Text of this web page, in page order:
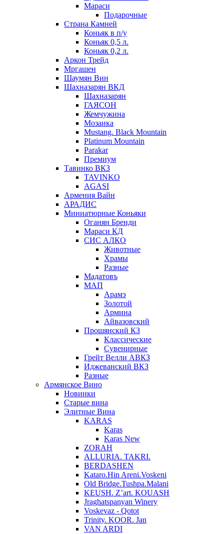
Мараси
Подарочные
Страна Камней
Коньяк в п/у
Коньяк 0,5 л.
Коньяк 0,2 л.
Аркон Трейд
Мргашен
Шаумян Вин
Шахназарян ВКД
Шахназарян
ГАЯСОН
Жемчужина
Мозаика
Mustang. Black Mountain
Platinum Mountain
Parakar
Премиум
Тавинко ВКЗ
TAVINKO
AGASI
Армения Вайн
АРАДИС
Миниатюрные Коньяки
Оганян Бренди
Мараси КД
СИС АЛКО
Животные
Храмы
Разные
Мадатовъ
МАП
Арамэ
Золотой
Армина
Айвазовский
Прошянский КЗ
Классические
Сувенирные
Грейт Велли АВКЗ
Иджеванский ВКЗ
Разные
Армянское Вино
Новинки
Старые вина
Элитные Вина
KARAS
Karas
Karas New
ZORAH
ALLURIA. TAKRI.
BERDASHEN
Kataro.Hin Areni.Voskeni
Old Bridge.Tushpa.Malani
KEUSH. Z’art. KOUASH
Jraghatspanyan Winery
Voskevaz - Qotot
Trinity. KOOR. Jan
VAN ARDI